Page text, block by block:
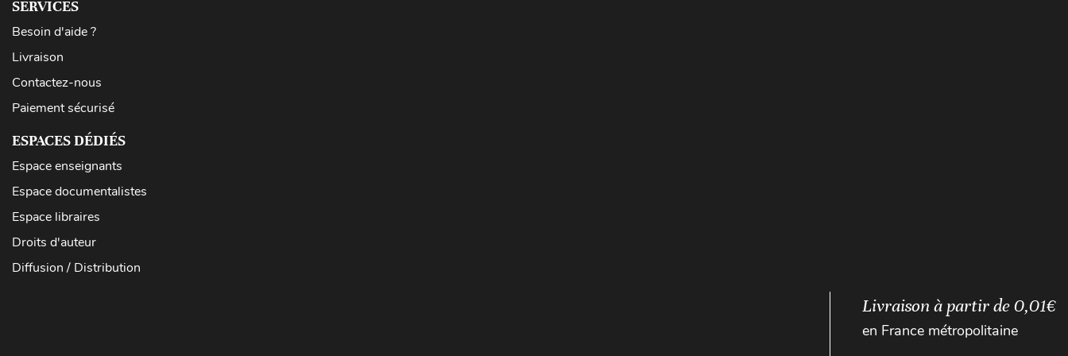
SERVICES
Besoin d'aide ?
Livraison
Contactez-nous
Paiement sécurisé
ESPACES DÉDIÉS
Espace enseignants
Espace documentalistes
Espace libraires
Droits d'auteur
Diffusion / Distribution
Livraison à partir de 0,01€
en France métropolitaine